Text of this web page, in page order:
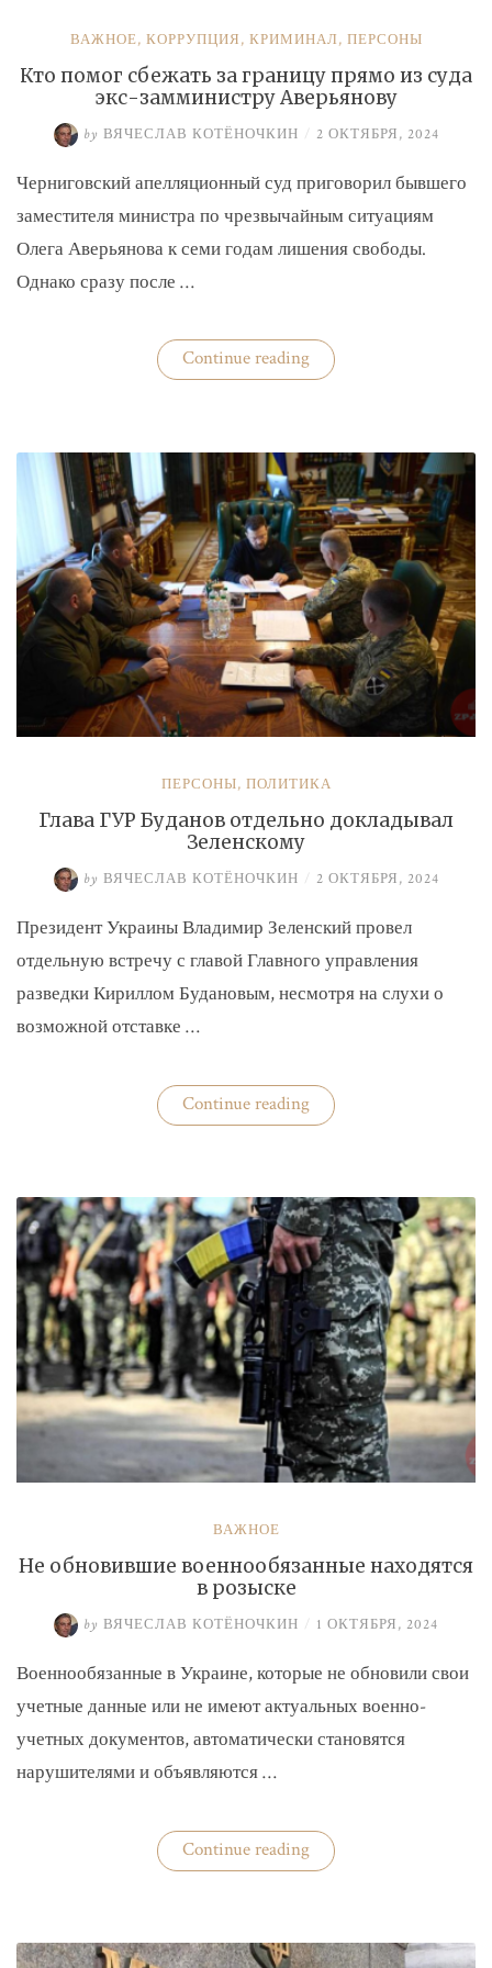
ВАЖНОЕ, КОРРУПЦИЯ, КРИМИНАЛ, ПЕРСОНЫ
Кто помог сбежать за границу прямо из суда
экс-замминистру Аверьянову
by ВЯЧЕСЛАВ КОТЁНОЧКИН / 2 ОКТЯБРЯ, 2024
Черниговский апелляционный суд приговорил бывшего
заместителя министра по чрезвычайным ситуациям
Олега Аверьянова к семи годам лишения свободы.
Однако сразу после …
Continue reading«Кто
помог
прямо
из
суда
экс-
замминистру
Аверьянову»
ПЕРСОНЫ, ПОЛИТИКА
Глава ГУР Буданов отдельно докладывал
Зеленскому
by ВЯЧЕСЛАВ КОТЁНОЧКИН / 2 ОКТЯБРЯ, 2024
Президент Украины Владимир Зеленский провел
отдельную встречу с главой Главного управления
разведки Кириллом Будановым, несмотря на слухи о
возможной отставке …
Continue reading«Глава
ГУР
Зеленскому»
ВАЖНОЕ
Не обновившие военнообязанные находятся
в розыске
by ВЯЧЕСЛАВ КОТЁНОЧКИН / 1 ОКТЯБРЯ, 2024
Военнообязанные в Украине, которые не обновили свои
учетные данные или не имеют актуальных военно-
учетных документов, автоматически становятся
нарушителями и объявляются …
Continue reading«Не
обновившие
розыске»